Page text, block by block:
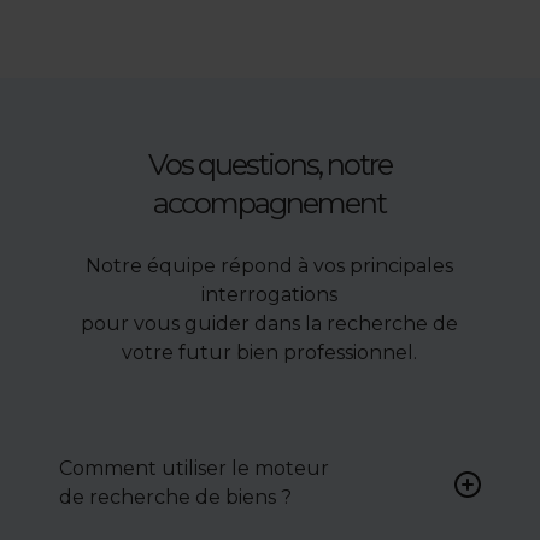
Vos questions, notre
accompagnement
Notre équipe répond à vos principales
interrogations
pour vous guider dans la recherche de
votre futur bien professionnel.
Comment utiliser le moteur
de recherche de biens ?